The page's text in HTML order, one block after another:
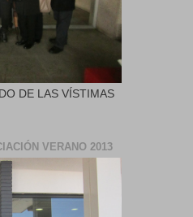
DE LAS VÍSTIMAS
VERANO 2013